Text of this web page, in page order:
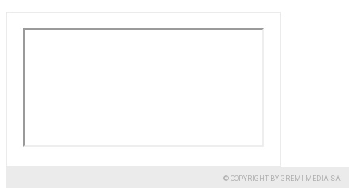
© COPYRIGHT BY GREMI MEDIA SA